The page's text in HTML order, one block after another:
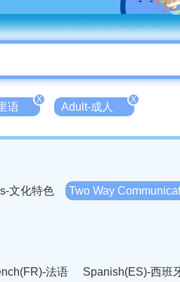
语
X
Adult-成人
X
文化特色 Two Way
法语
Spanish(ES)-西班